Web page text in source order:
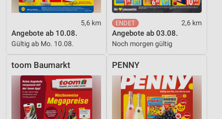
5,6 km
Angebote ab 10.08.
Gültig ab Mo. 10.08.
2,6 km
Angebote ab 03.08.
Noch morgen gültig
toom Baumarkt PENNY